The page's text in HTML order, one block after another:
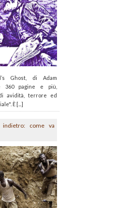
Ghost, di Adam
360 pagine e più,
avidità, terrore ed
È [...]
indietro: come va